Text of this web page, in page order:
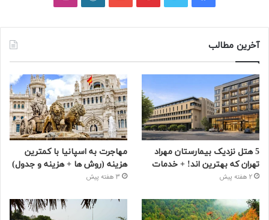
آخرین مطالب
5 هتل نزدیک بیمارستان مهراد
تهران که بهترین‌ اند! + خدمات
2 هفته پیش
مهاجرت به اسپانیا با کمترین
هزینه (روش ها + هزینه و جدول)
3 هفته پیش